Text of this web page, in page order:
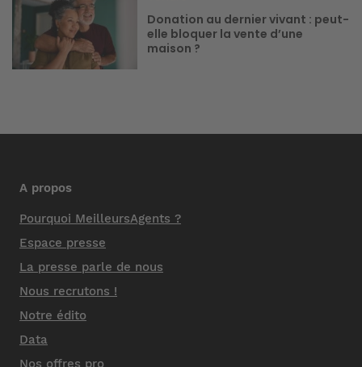
Donation au dernier vivant : peut-
elle bloquer la vente d’une
maison ?
A propos
Pourquoi MeilleursAgents ?
Espace presse
La presse parle de nous
Nous recrutons !
Notre édito
Data
Nos offres pro